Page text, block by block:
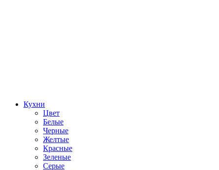
Кухни
Цвет
Белые
Черные
Желтые
Красные
Зеленые
Серые